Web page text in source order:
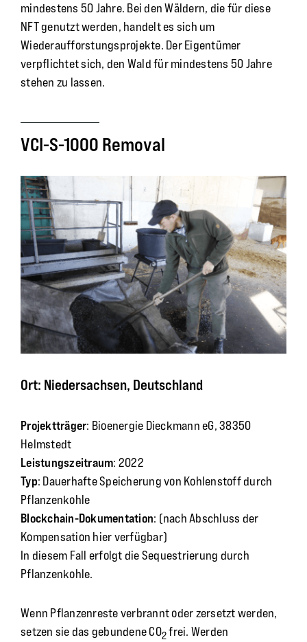
mindestens 50 Jahre. Bei den Wäldern, die für diese
NFT genutzt werden, handelt es sich um
Wiederaufforstungsprojekte. Der Eigentümer
verpflichtet sich, den Wald für mindestens 50 Jahre
stehen zu lassen.
VCI-S-1000 Removal
Ort: Niedersachsen, Deutschland
Projektträger: Bioenergie Dieckmann eG, 38350
Helmstedt
Leistungszeitraum: 2022
Typ: Dauerhafte Speicherung von Kohlenstoff durch
Pflanzenkohle
Blockchain-Dokumentation: (nach Abschluss der
Kompensation hier verfügbar)
In diesem Fall erfolgt die Sequestrierung durch
Pflanzenkohle.
Wenn Pflanzenreste verbrannt oder zersetzt werden,
setzen sie das gebundene CO2frei. Werden